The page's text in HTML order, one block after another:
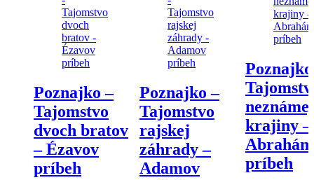
Poznajko –
Tajomstvo
dvoch bratov
– Ézavov
príbeh
Poznajko –
Tajomstvo
rajskej
záhrady –
Adamov
neznámej
krajiny –
príbeh